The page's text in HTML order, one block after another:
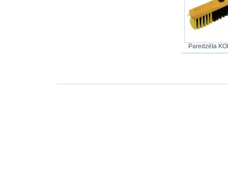
Paredzēta